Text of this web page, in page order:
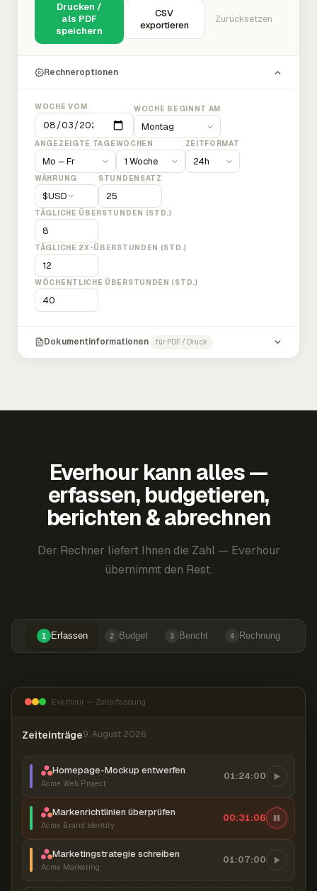
Drucken /
als PDF
speichern
CSV
exportieren
Zurücksetzen
Rechneroptionen
WOCHE VOM WOCHE BEGINNT AM
ANGEZEIGTE TAGEWOCHEN ZEITFORMAT
WÄHRUNG
$USD
STUNDENSATZ
TÄGLICHE ÜBERSTUNDEN (STD.)
TÄGLICHE 2X-ÜBERSTUNDEN (STD.)
WÖCHENTLICHE ÜBERSTUNDEN (STD.)
Dokumentinformationen für PDF / Druck
Everhour kann alles —
erfassen, budgetieren,
berichten & abrechnen
Der Rechner liefert Ihnen die Zahl — Everhour
übernimmt den Rest.
1 Erfassen 2 Budget 3 Bericht 4 Rechnung
Everhour — Zeiterfassung
Zeiteinträge9. August 2026
Homepage-Mockup entwerfen
Acme Web Project
01:24:00
Markenrichtlinien überprüfen
Acme Brand Identity
00:31:07
Marketingstrategie schreiben
Acme Marketing
01:07:00